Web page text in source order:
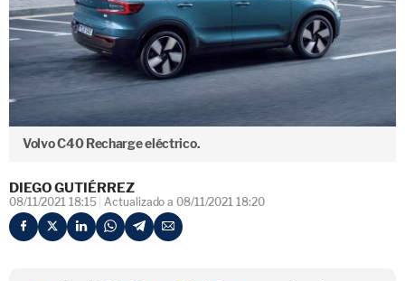
Volvo C40 Recharge eléctrico.
DIEGO GUTIÉRREZ
08/11/2021 18:15 Actualizado a 08/11/2021 18:20